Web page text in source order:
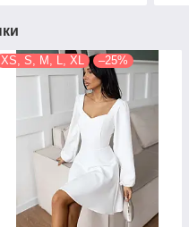
XS, S, M, L, XL –25%